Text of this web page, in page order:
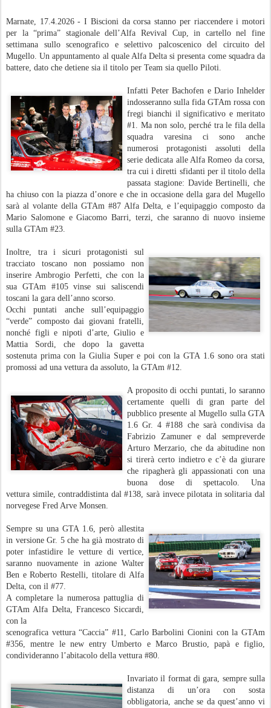
Marnate, 17.4.2026 - I Biscioni da corsa stanno per riaccendere i motori
per la “prima” stagionale dell’Alfa Revival Cup, in cartello nel fine
settimana sullo scenografico e selettivo palcoscenico del circuito del
Mugello. Un appuntamento al quale Alfa Delta si presenta come squadra da
battere, dato che detiene sia il titolo per Team sia quello Piloti.
Infatti Peter Bachofen e Dario Inhelder
indosseranno sulla fida GTAm rossa con
fregi bianchi il significativo e meritato
#1. Ma non solo, perché tra le fila della
squadra varesina ci sono anche
numerosi protagonisti assoluti della
serie dedicata alle Alfa Romeo da corsa,
tra cui i diretti sfidanti per il titolo della
passata stagione: Davide Bertinelli, che
ha chiuso con la piazza d’onore e che in occasione della gara del Mugello
sarà al volante della GTAm #87 Alfa Delta, e l’equipaggio composto da
Mario Salomone e Giacomo Barri, terzi, che saranno di nuovo insieme
sulla GTAm #23.
Inoltre, tra i sicuri protagonisti sul
tracciato toscano non possiamo non
inserire Ambrogio Perfetti, che con la
sua GTAm #105 vinse sui saliscendi
toscani la gara dell’anno scorso.
Occhi puntati anche sull’equipaggio
“verde” composto dai giovani fratelli,
nonché figli e nipoti d’arte, Giulio e
Mattia Sordi, che dopo la gavetta
sostenuta prima con la Giulia Super e poi con la GTA 1.6 sono ora stati
promossi ad una vettura da assoluto, la GTAm #12.
A proposito di occhi puntati, lo saranno
certamente quelli di gran parte del
pubblico presente al Mugello sulla GTA
1.6 Gr. 4 #188 che sarà condivisa da
Fabrizio Zamuner e dal sempreverde
Arturo Merzario, che da abitudine non
si tirerà certo indietro e c’è da giurare
che ripagherà gli appassionati con una
buona dose di spettacolo. Una
vettura simile, contraddistinta dal #138, sarà invece pilotata in solitaria dal
norvegese Fred Arve Monsen.
Sempre su una GTA 1.6, però allestita
in versione Gr. 5 che ha già mostrato di
poter infastidire le vetture di vertice,
saranno nuovamente in azione Walter
Ben e Roberto Restelli, titolare di Alfa
Delta, con il #77.
A completare la numerosa pattuglia di
GTAm Alfa Delta, Francesco Siccardi,
con la
scenografica vettura “Caccia” #11, Carlo Barbolini Cionini con la GTAm
#356, mentre le new entry Umberto e Marco Brustio, papà e figlio,
condivideranno l’abitacolo della vettura #80.
Invariato il format di gara, sempre sulla
distanza di un’ora con sosta
obbligatoria, anche se da quest’anno vi